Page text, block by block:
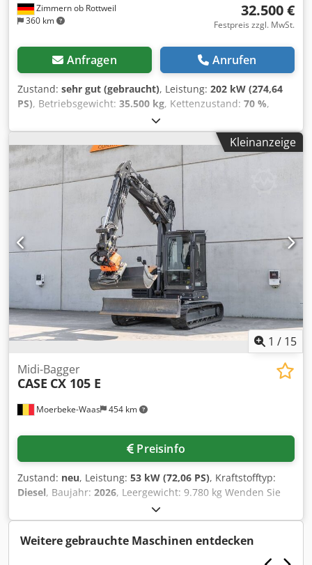
Zimmern ob Rottweil
360 km
32.500 €
Festpreis zzgl. MwSt.
Anfragen Anrufen
Zustand: sehr gut (gebraucht), Leistung: 202 kW (274,64
PS), Betriebsgewicht: 35.500 kg, Kettenzustand: 70 %,
, Betriebsstunden:
Klimaanlage, CASE CX330 Baujahr: 2006 Betriebsstunden:
9.139 Std. Geschlossene Kabine Klimaanlage Radio
Zentralschmierung Standardausleger Stiel : 3.30m
Vollverrohrung (Hammer-, Greifer-, Schere-)
Schnellwechsler OQ80 1x Löffel – 800mm breit 1x Greifer –
funktioniert, Reparatur nötig Laufwerk ca. 70% erhalten
Bodenplatten 600 mm breit Isuzu Motor mit 202 kW CE
Crsdezp Rm Rspfx Aanef Transport: 10.8 x 3 x 3.40m
Einsatzgewicht: 35.5 to.
Kleinanzeige
1 / 15
Moerbeke-Waas 454 km
Midi-Bagger
CASE CX 105 E
Preisinfo
Zustand: neu, Leistung: 53 kW (72,06 PS), Kraftstofftyp:
Diesel, Baujahr: 2026, Leergewicht: 9.780 kg Wenden Sie
sich an KEY-TEC Sales, um weitere Informationen zu
erhalten. Cjdpfx Aozrrw Aoanerf
Weitere gebrauchte Maschinen entdecken